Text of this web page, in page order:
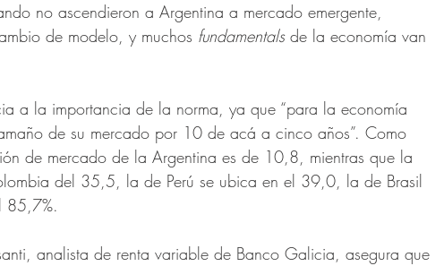
no ascendieron a Argentina a mercado emergente,
de modelo, y muchos fundamentals de la economía van
a la importancia de la norma, ya que “para la economía
de su mercado por 10 de acá a cinco años”. Como
de mercado de la Argentina es de 10,8, mientras que la
del 35,5, la de Perú se ubica en el 39,0, la de Brasil
85,7%.
analista de renta variable de Banco Galicia, asegura que